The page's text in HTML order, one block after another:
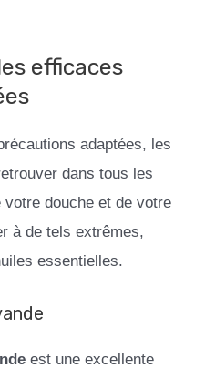
efficaces
adaptées, les
dans tous les
douche et de votre
à de tels extrêmes,
essentielles.
est une excellente